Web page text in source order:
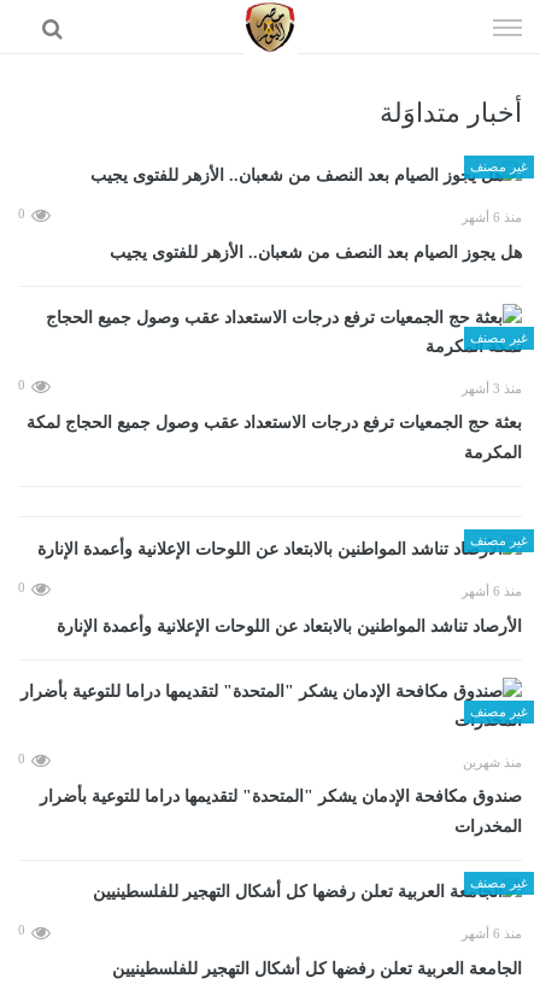
الى
أخبار متداوَلة
غير مصنف
منذ 6 أشهر 0
هل يجوز الصيام بعد النصف من شعبان.. الأزهر للفتوى يجيب
غير مصنف
منذ 3 أشهر 0
بعثة حج الجمعيات ترفع درجات الاستعداد عقب وصول جميع الحجاج لمكة
المكرمة
غير مصنف
منذ 6 أشهر 0
الأرصاد تناشد المواطنين بالابتعاد عن اللوحات الإعلانية وأعمدة الإنارة
غير مصنف
منذ شهرين 0
صندوق مكافحة الإدمان يشكر "المتحدة" لتقديمها دراما للتوعية بأضرار
المخدرات
غير مصنف
منذ 6 أشهر 0
الجامعة العربية تعلن رفضها كل أشكال التهجير للفلسطينيين